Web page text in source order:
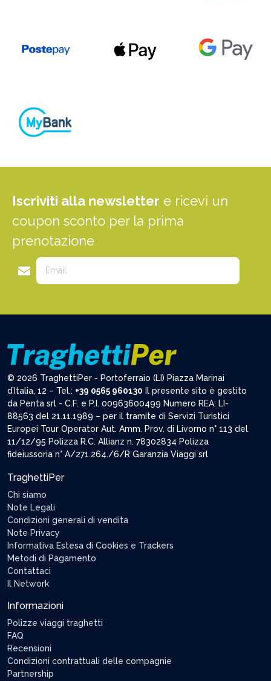
Iscriviti alla newsletter e ricevi un
coupon sconto per la prima
prenotazione
© 2026 TraghettiPer - Portoferraio (LI) Piazza Marinai
d’Italia, 12 – Tel.: +39 0565 960130 Il presente sito è gestito
da Penta srl - C.F. e P.I. 00963600499 Numero REA: LI-
88563 del 21.11.1989 – per il tramite di Servizi Turistici
Europei Tour Operator Aut. Amm. Prov. di Livorno n° 113 del
11/12/95 Polizza R.C. Allianz n. 78302834 Polizza
fideiussoria n° A/271.264./6/R Garanzia Viaggi srl
TraghettiPer
Chi siamo
Note Legali
Condizioni generali di vendita
Note Privacy
Informativa Estesa di Cookies e Trackers
Metodi di Pagamento
Contattaci
Il Network
Informazioni
Polizze viaggi traghetti
FAQ
Recensioni
Condizioni contrattuali delle compagnie
Partnership